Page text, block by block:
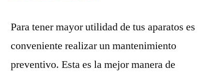
Para tener mayor utilidad de tus aparatos es
conveniente realizar un mantenimiento
preventivo. Esta es la mejor manera de